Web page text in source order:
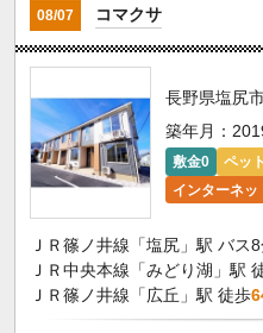
08/07 コマクサ
長野県塩尻
築年月：
敷金0 ペッ
インターネッ
ＪＲ篠ノ井線「塩尻」駅 バス
ＪＲ中央本線「みどり湖」駅
ＪＲ篠ノ井線「広丘」駅 徒歩